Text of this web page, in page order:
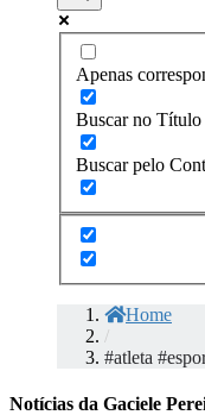
Apenas
Buscar no Título
Buscar pelo
Home
/
#atleta
Notícias da Gaciele